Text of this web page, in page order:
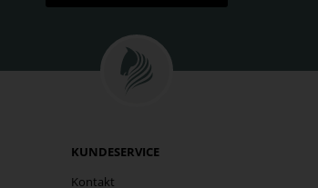
KUNDESERVICE
Kontakt